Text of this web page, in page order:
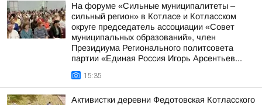
На форуме «Сильные муниципалитеты –
сильный регион» в Котласе и Котласском
округе председатель ассоциации «Совет
муниципальных образований», член
Президиума Регионального политсовета
партии «Единая Россия Игорь Арсентьев...
15:35
Активистки деревни Федотовская Котласского